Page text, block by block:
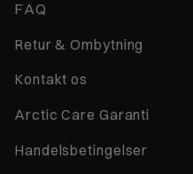
FAQ
Retur & Ombytning
Kontakt os
Arctic Care Garanti
Handelsbetingelser